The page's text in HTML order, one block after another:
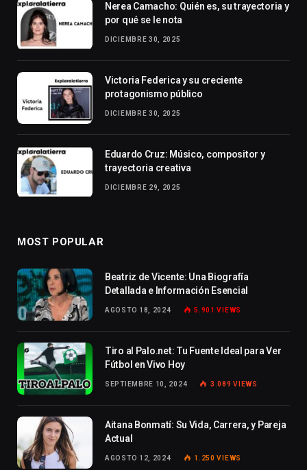
Nerea Camacho: Quién es, su trayectoria y
por qué se le nota
DICIEMBRE 30, 2025
Victoria Federica y su creciente
protagonismo público
DICIEMBRE 30, 2025
Eduardo Cruz: Músico, compositor y
trayectoria creativa
DICIEMBRE 29, 2025
MOST POPULAR
Beatriz de Vicente: Una Biografía
Detallada e Información Esencial
AGOSTO 18, 2024 5.901VIEWS
Tiro al Palo.net: Tu Fuente Ideal para Ver
Fútbol en Vivo Hoy
SEPTIEMBRE 10, 2024 3.089VIEWS
Aitana Bonmatí: Su Vida, Carrera, y Pareja
Actual
AGOSTO 12, 2024 1.250VIEWS